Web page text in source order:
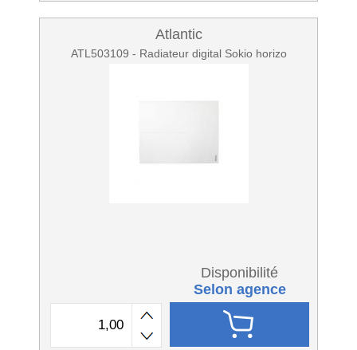
Atlantic
ATL503109 - Radiateur digital Sokio horizo
Disponibilité
Selon agence